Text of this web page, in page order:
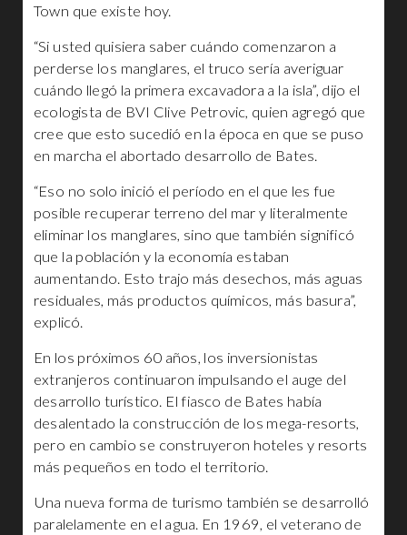
Town que existe hoy.
“Si usted quisiera saber cuándo comenzaron a
perderse los manglares, el truco sería averiguar
cuándo llegó la primera excavadora a la isla”, dijo el
ecologista de BVI Clive Petrovic, quien agregó que
cree que esto sucedió en la época en que se puso
en marcha el abortado desarrollo de Bates.
“Eso no solo inició el período en el que les fue
posible recuperar terreno del mar y literalmente
eliminar los manglares, sino que también significó
que la población y la economía estaban
aumentando. Esto trajo más desechos, más aguas
residuales, más productos químicos, más basura”,
explicó.
En los próximos 60 años, los inversionistas
extranjeros continuaron impulsando el auge del
desarrollo turístico. El fiasco de Bates había
desalentado la construcción de los mega-resorts,
pero en cambio se construyeron hoteles y resorts
más pequeños en todo el territorio.
Una nueva forma de turismo también se desarrolló
paralelamente en el agua. En 1969, el veterano de